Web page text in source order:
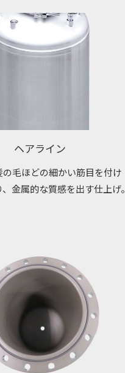
ヘアライン
毛ほどの細かい筋目を付け
金属的な質感を出す仕上げ。